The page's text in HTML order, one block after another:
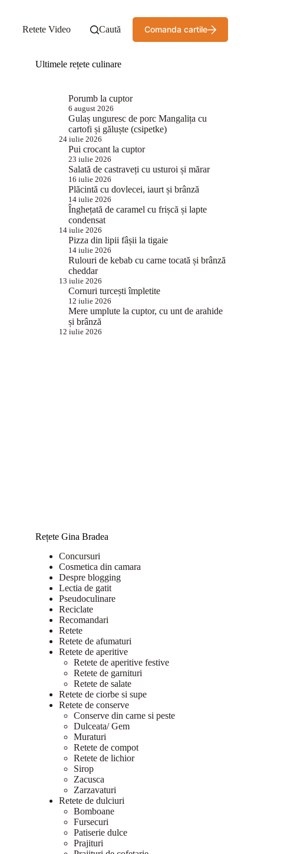
Retete Video Caută Comanda cartile
Ultimele rețete culinare
Porumb la cuptor
6 august 2026
Gulaș unguresc de porc Mangalița cu
cartofi și găluște (csipetke)
24 iulie 2026
Pui crocant la cuptor
23 iulie 2026
Salată de castraveți cu usturoi și mărar
16 iulie 2026
Plăcintă cu dovlecei, iaurt și brânză
14 iulie 2026
Înghețată de caramel cu frișcă și lapte
condensat
14 iulie 2026
Pizza din lipii fâșii la tigaie
14 iulie 2026
Rulouri de kebab cu carne tocată și brânză
cheddar
13 iulie 2026
Cornuri turcești împletite
12 iulie 2026
Mere umplute la cuptor, cu unt de arahide
și brânză
12 iulie 2026
Rețete Gina Bradea
Concursuri
Cosmetica din camara
Despre blogging
Lectia de gatit
Pseudoculinare
Reciclate
Recomandari
Retete
Retete de afumaturi
Retete de aperitive
Retete de aperitive festive
Retete de garnituri
Retete de salate
Retete de ciorbe si supe
Retete de conserve
Conserve din carne si peste
Dulceata/ Gem
Muraturi
Retete de compot
Retete de lichior
Sirop
Zacusca
Zarzavaturi
Retete de dulciuri
Bomboane
Fursecuri
Patiserie dulce
Prajituri